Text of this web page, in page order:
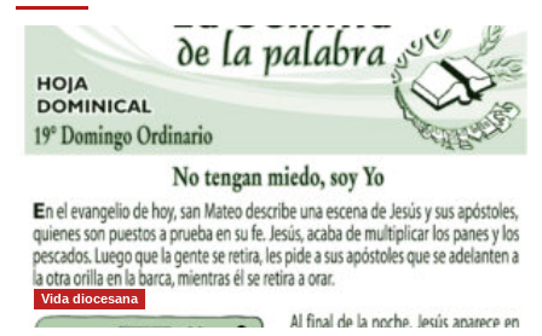
Vida diocesana